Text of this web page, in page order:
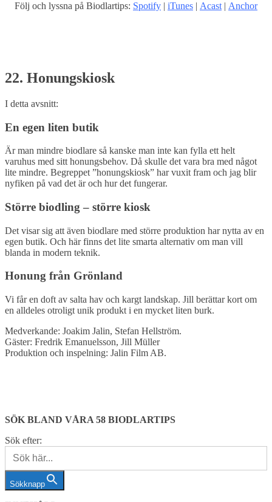
Följ och lyssna på Biodlartips: Spotify | iTunes | Acast | Anchor
22. Honungskiosk
I detta avsnitt:
En egen liten butik
Är man mindre biodlare så kanske man inte kan fylla ett helt
varuhus med sitt honungsbehov. Då skulle det vara bra med något
lite mindre. Begreppet ”honungskiosk” har vuxit fram och jag blir
nyfiken på vad det är och hur det fungerar.
Större biodling – större kiosk
Det visar sig att även biodlare med större produktion har nytta av en
egen butik. Och här finns det lite smarta alternativ om man vill
blanda in modern teknik.
Honung från Grönland
Vi får en doft av salta hav och kargt landskap. Jill berättar kort om
en alldeles otroligt unik produkt i en mycket liten burk.
Medverkande: Joakim Jalin, Stefan Hellström.
Gäster: Fredrik Emanuelsson, Jill Müller
Produktion och inspelning: Jalin Film AB.
SÖK BLAND VÅRA 58 BIODLARTIPS
Sök efter:
Sökknapp